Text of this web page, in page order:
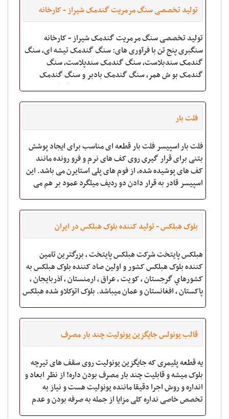
تولید تخصصی سنگ مرمریت گندمک شیراز - کارخانه
تولید تخصصی سنگ مرمریت گندمک شیراز - کارخانه
سنگبری پنج تن با فرآوری های: سنگ گندمک تیشه ای، سنگ
گندمک سندبلاست، سنگ گندمک سندپلاست، سنگ
گندمک بو ش همر، سنگ گندمک بادبر و سنگ گندمک
سابیده صیقلی طی پنج دهه تولید تخصصی سنگ گندمک با
مناسبترین قیمت سن
فلت بار
فلت بار اسپیسر فلت بار قطعه ای مناسب برای ایجاد پوشش
بتنی برای قرار گیری روی کف های نرم و فرو رونده مانند
کف های پوشیده شده، از فوم های پلی استایرن می باشد. این
اسپیسر قادر به قرار دادن دو ردیف میلگرد عمود بر هم می
باشد و بدین ترتیب برای قرار گیری
بلوک هبلکس - توليد کننده بلوک هبلکس در ايران
هبلکس پايتخت شرکت هبلکس پايتخت , بزرگترين تامين
کننده بلوک هبلکس کشور و اولين صاد کننده بلوک هبلکس به
کشورهاي گرجستان , کويت , عراق , ارمنستان , آذربايجان ,
پاکستان , افغانستان و عمان ميباشد. بلوک اتوکلاو شده هبلکس
قالب یونولس جایگزین یونولیت چند بار مصرف
یه قطعه پلیمری که جایگزین یونولیت روی سقف های تیرچه
بلوک میشه و قابلیت چند بار مصرف بودن داره! از نظر ابعاد و
انداره و روش اجرا دقیقا ماننده یونولیت هست و نیاز به
تخصص خاصی نداره کلی مزایا از جمله به صرفه بودن و عدم
شکستگی و عدم آتش سوزی و ... دار